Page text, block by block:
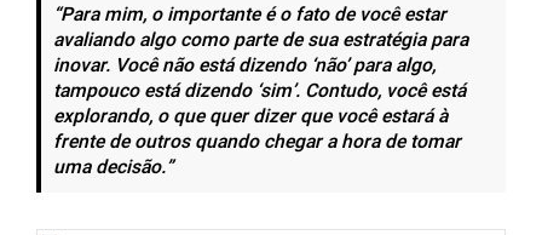
“Para mim, o importante é o fato de você estar
avaliando algo como parte de sua estratégia para
inovar. Você não está dizendo ‘não’ para algo,
tampouco está dizendo ‘sim’. Contudo, você está
explorando, o que quer dizer que você estará à
frente de outros quando chegar a hora de tomar
uma decisão.”